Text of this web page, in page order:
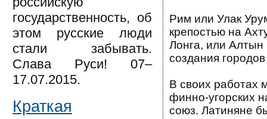
государственность, об
этом русские люди
стали забывать.
Слава Руси! 07–
17.07.2015.
Краткая
Рим или Улак
крепостью на
Лонга, или Алтын
создания
В своих работах
финно-угорских
союз. Латиняне